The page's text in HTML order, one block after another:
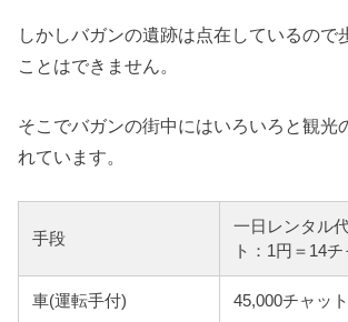
しかしバガンの遺跡は点在しているので
ことはできません。
そこでバガンの街中にはいろいろと観光
れています。
手段
一日レンタル
ト：1円＝14チ
車(運転手付) 45,000チャッ